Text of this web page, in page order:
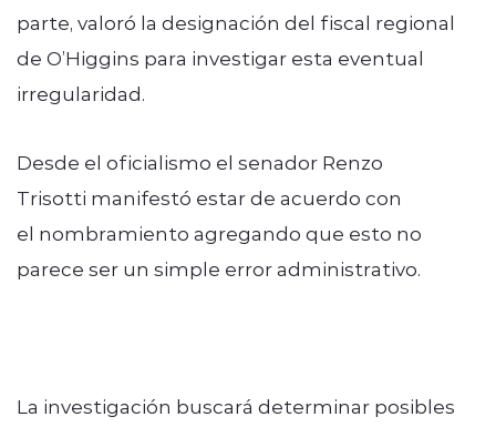
parte, valoró la designación del fiscal regional
de O’Higgins para investigar esta eventual
irregularidad.
Desde el oficialismo el senador Renzo
Trisotti manifestó estar de acuerdo con
el nombramiento agregando que esto no
parece ser un simple error administrativo.
La investigación buscará determinar posibles